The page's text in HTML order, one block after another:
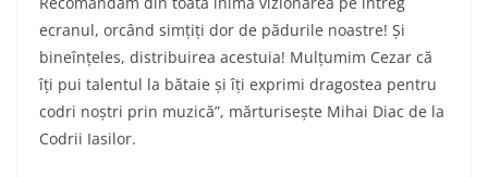
ecranul, orcând simțiți dor de pădurile noastre! Și
bineînțeles, distribuirea acestuia! Mulțumim Cezar că
îți pui talentul la bătaie și îți exprimi dragostea pentru
codri noștri prin muzică”, mărturisește Mihai Diac de la
Codrii Iasilor.